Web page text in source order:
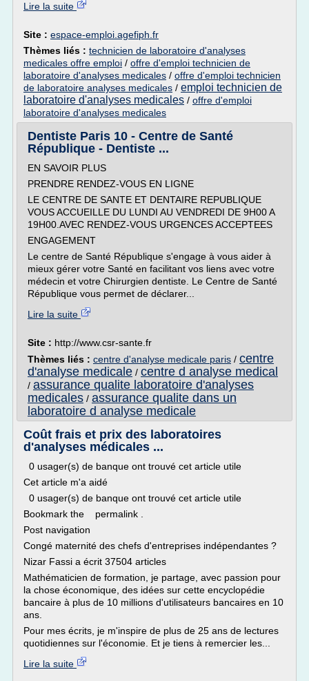
Lire la suite
Site : espace-emploi.agefiph.fr
Thèmes liés : technicien de laboratoire d'analyses
medicales offre emploi / offre d'emploi technicien de
laboratoire d'analyses medicales / offre d'emploi technicien
de laboratoire analyses medicales / emploi technicien de
laboratoire d'analyses medicales / offre d'emploi
laboratoire d'analyses medicales
Dentiste Paris 10 - Centre de Santé
République - Dentiste ...
EN SAVOIR PLUS
PRENDRE RENDEZ-VOUS EN LIGNE
LE CENTRE DE SANTE ET DENTAIRE REPUBLIQUE
VOUS ACCUEILLE DU LUNDI AU VENDREDI DE 9H00 A
19H00.AVEC RENDEZ-VOUS URGENCES ACCEPTEES
ENGAGEMENT
Le centre de Santé République s'engage à vous aider à
mieux gérer votre Santé en facilitant vos liens avec votre
médecin et votre Chirurgien dentiste. Le Centre de Santé
République vous permet de déclarer...
Lire la suite
Site : http://www.csr-sante.fr
Thèmes liés : centre d'analyse medicale paris / centre
d'analyse medicale / centre d analyse medical
/ assurance qualite laboratoire d'analyses
medicales / assurance qualite dans un
laboratoire d analyse medicale
Coût frais et prix des laboratoires
d'analyses médicales ...
0 usager(s) de banque ont trouvé cet article utile
Cet article m'a aidé
0 usager(s) de banque ont trouvé cet article utile
Bookmark the permalink .
Post navigation
Congé maternité des chefs d'entreprises indépendantes ?
Nizar Fassi a écrit 37504 articles
Mathématicien de formation, je partage, avec passion pour
la chose économique, des idées sur cette encyclopédie
bancaire à plus de 10 millions d'utilisateurs bancaires en 10
ans.
Pour mes écrits, je m'inspire de plus de 25 ans de lectures
quotidiennes sur l'économie. Et je tiens à remercier les...
Lire la suite